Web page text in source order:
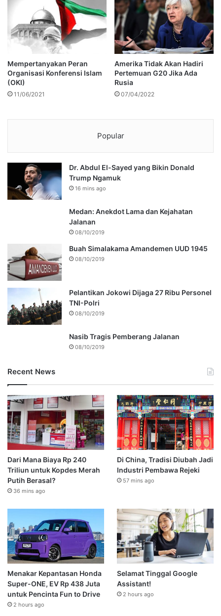
Mempertanyakan Peran
Organisasi Konferensi Islam
(OKI)
11/06/2021
Amerika Tidak Akan Hadiri
Pertemuan G20 Jika Ada
Rusia
07/04/2022
Popular
Dr. Abdul El-Sayed yang Bikin Donald
Trump Ngamuk
16 mins ago
Medan: Anekdot Lama dan Kejahatan
Jalanan
08/10/2019
Buah Simalakama Amandemen UUD 1945
08/10/2019
Pelantikan Jokowi Dijaga 27 Ribu Personel
TNI-Polri
08/10/2019
Nasib Tragis Pemberang Jalanan
08/10/2019
Recent News
Dari Mana Biaya Rp 240
Triliun untuk Kopdes Merah
Putih Berasal?
36 mins ago
Di China, Tradisi Diubah Jadi
Industri Pembawa Rejeki
57 mins ago
Menakar Kepantasan Honda
Super-ONE, EV Rp 438 Juta
untuk Pencinta Fun to Drive
2 hours ago
Selamat Tinggal Google
Assistant!
2 hours ago